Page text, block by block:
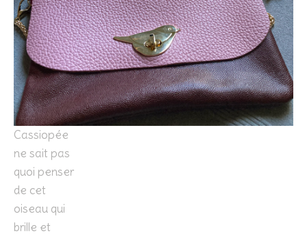
Cassiopée
ne sait pas
quoi penser
de cet
oiseau qui
brille et